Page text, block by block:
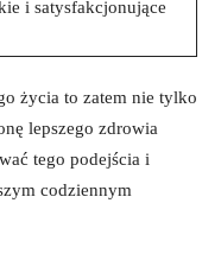
i satysfakcjonujące
‌życia to zatem⁤ nie tylko
lepszego zdrowia
tego podejścia i
codziennym